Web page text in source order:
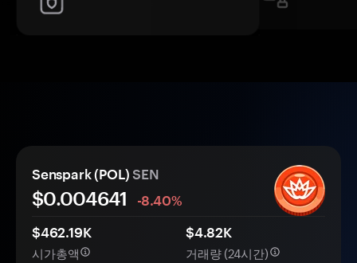
Senspark (POL) SEN
$0.004641
-8.40%
$462.19K
시가총액
$4.82K
거래량 (24시간)